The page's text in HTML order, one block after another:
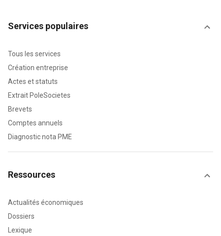
Services populaires
Tous les services
Création entreprise
Actes et statuts
Extrait PoleSocietes
Brevets
Comptes annuels
Diagnostic nota PME
Ressources
Actualités économiques
Dossiers
Lexique